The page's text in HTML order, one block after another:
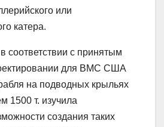
или
катера.
соответствии с принятым
для ВМС США
на подводных крыльях
1500 т. изучила
создания таких